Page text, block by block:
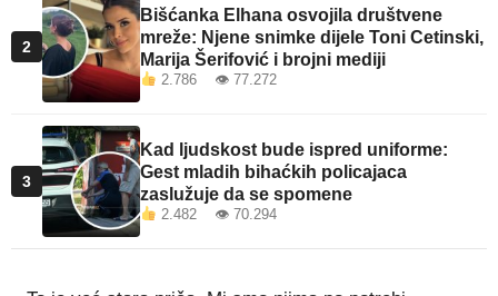
2
Bišćanka Elhana osvojila društvene
mreže: Njene snimke dijele Toni Cetinski,
Marija Šerifović i brojni mediji
2.786 👁 77.272
3
Kad ljudskost bude ispred uniforme:
Gest mladih bihaćkih policajaca
zaslužuje da se spomene
2.482 👁 70.294